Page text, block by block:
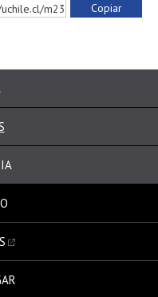
m236579 Copiar